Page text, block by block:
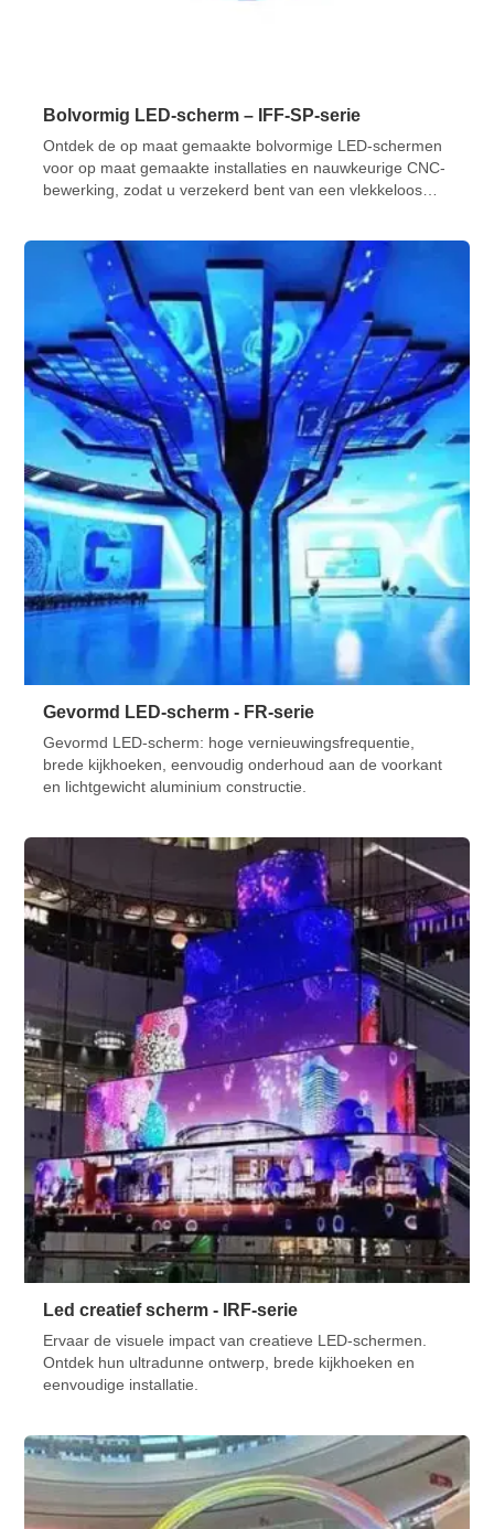
Bolvormig LED-scherm – IFF-SP-serie
Ontdek de op maat gemaakte bolvormige LED-schermen
voor op maat gemaakte installaties en nauwkeurige CNC-
bewerking, zodat u verzekerd bent van een vlekkeloos
Gevormd LED-scherm - FR-serie
Gevormd LED-scherm: hoge vernieuwingsfrequentie,
brede kijkhoeken, eenvoudig onderhoud aan de voorkant
en lichtgewicht aluminium constructie.
Led creatief scherm - IRF-serie
Ervaar de visuele impact van creatieve LED-schermen.
Ontdek hun ultradunne ontwerp, brede kijkhoeken en
eenvoudige installatie.